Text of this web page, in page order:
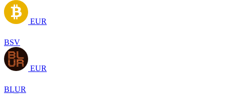
EUR
BSV
EUR
BLUR